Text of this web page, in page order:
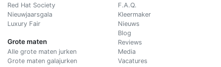
Red Hat Society
Nieuwjaarsgala
Luxury Fair
Grote maten
Alle grote maten jurken
Grote maten galajurken
F.A.Q.
Kleermaker
Nieuws
Blog
Reviews
Media
Vacatures